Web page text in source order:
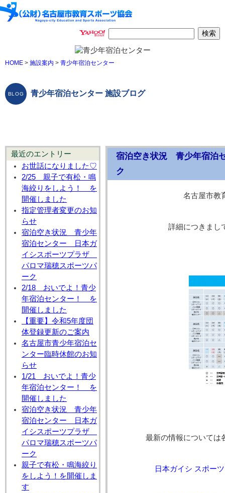
HOME > 施設案内 > 青少年宿泊センター
青少年宿泊センター 施設ブログ
最近のエントリー
お世話になりました♡
2/25 親子で有松・鳴
海絞りをしよう！ を
開催しました
指定管理者変更のお知
らせ
宿泊空き状況 青少年
宿泊センター 日本ガ
イシスポーツプラザ
パロマ瑞穂スポーツパ
ーク
2/18 おいでよ！青少
年宿泊センター！ を
開催しました
【重要】令和5年度団
体登録更新のご案内
名古屋市青少年宿泊セ
ンター臨時休館のお知
らせ
1/21 おいでよ！青少
年宿泊センター！ を
開催しました
宿泊空き状況 青少年
宿泊センター 日本ガ
イシスポーツプラザ
パロマ瑞穂スポーツパ
ーク
親子で有松・鳴海絞り
をしよう！を開催しま
す
宿泊空き状況 青少年宿泊
ク
名古屋市教
詳細につきまし
最新の情報については
日本ガイシ スポー